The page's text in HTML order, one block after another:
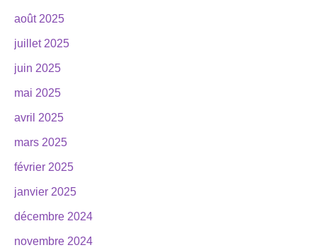
août 2025
juillet 2025
juin 2025
mai 2025
avril 2025
mars 2025
février 2025
janvier 2025
décembre 2024
novembre 2024